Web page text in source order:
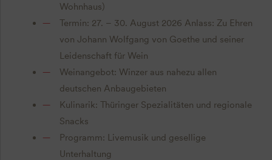
Wohnhaus)
Termin: 27. – 30. August 2026 Anlass: Zu Ehren
von Johann Wolfgang von Goethe und seiner
Leidenschaft für Wein
Weinangebot: Winzer aus nahezu allen
deutschen Anbaugebieten
Kulinarik: Thüringer Spezialitäten und regionale
Snacks
Programm: Livemusik und gesellige
Unterhaltung